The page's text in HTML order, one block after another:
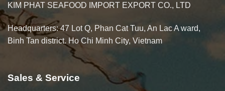
KIM PHAT SEAFOOD IMPORT EXPORT CO., LTD
Headquarters: 47 Lot Q, Phan Cat Tuu, An Lac A ward,
Binh Tan district. Ho Chi Minh City, Vietnam
Sales & Service